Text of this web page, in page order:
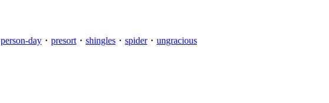
person-day ・ presort ・ shingles ・ spider・ ungracious